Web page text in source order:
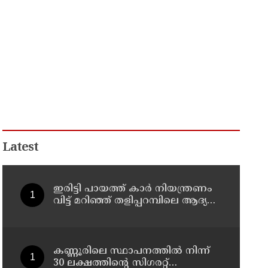
Latest
ഇരിട്ടി പായത്ത് കാർ നിയന്ത്രണം
വിട്ട് മറിഞ്ഞ് തളിപ്പറമ്പിലെ ആദ്യ
കണ്ണൂരിലെ സ്ഥാപനത്തിൽ നിന്ന്
30 ലക്ഷത്തിന്റെ സിഗരറ്റ്